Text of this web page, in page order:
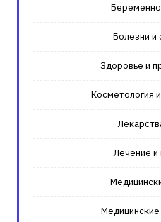
Болезни и
Здоровье и
Косметология
Лечение и